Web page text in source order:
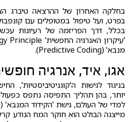
בחלקה האחרון של ההרצאה טיברג
בפרט, ועל טיפול במטופלים עם
בכלל, דרך הפריזמה של רעיונות
מנבא' (Predictive Coding).
אגו, איד, אנרגיה
בניגוד לגישות ה'קוגניטיביסטיות',
יותר, בהן תהליך התפיסה נתפס
מייצגה הבולט הוא חוקר המח הנודע